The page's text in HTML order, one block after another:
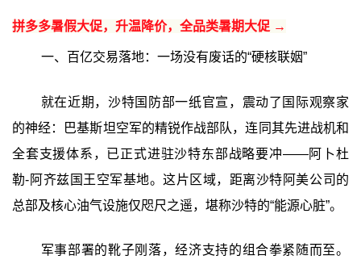
拼多多暑假大促，升温降价，全品类暑期大促 →
一、百亿交易落地：一场没有废话的“硬核联姻”‍
就在近期，沙特国防部一纸官宣，震动了国际观察家
的神经：巴基斯坦空军的精锐作战部队，连同其先进战机和
全套支援体系，已正式进驻沙特东部战略要冲——阿卜杜
勒-阿齐兹国王空军基地。这片区域，距离沙特阿美公司的
总部及核心油气设施仅咫尺之遥，堪称沙特的“能源心脏”。
军事部署的靴子刚落，经济支持的组合拳紧随而至。